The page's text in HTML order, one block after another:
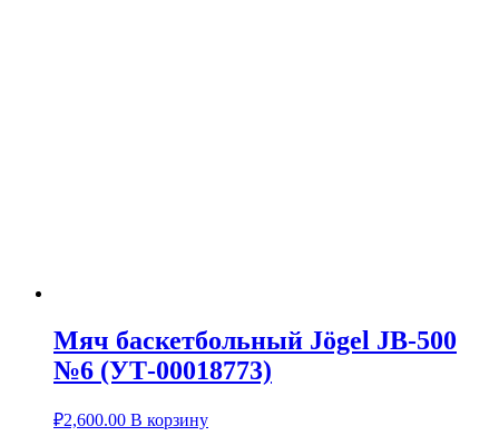
Мяч баскетбольный Jögel JB-500
№6 (УТ-00018773)
₽2,600.00 В корзину